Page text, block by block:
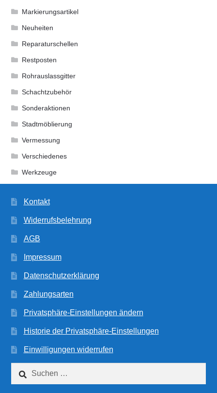
Markierungsartikel
Neuheiten
Reparaturschellen
Restposten
Rohrauslassgitter
Schachtzubehör
Sonderaktionen
Stadtmöblierung
Vermessung
Verschiedenes
Werkzeuge
Kontakt
Widerrufsbelehrung
AGB
Impressum
Datenschutzerklärung
Zahlungsarten
Privatsphäre-Einstellungen ändern
Historie der Privatsphäre-Einstellungen
Einwilligungen widerrufen
Suchen
nach: